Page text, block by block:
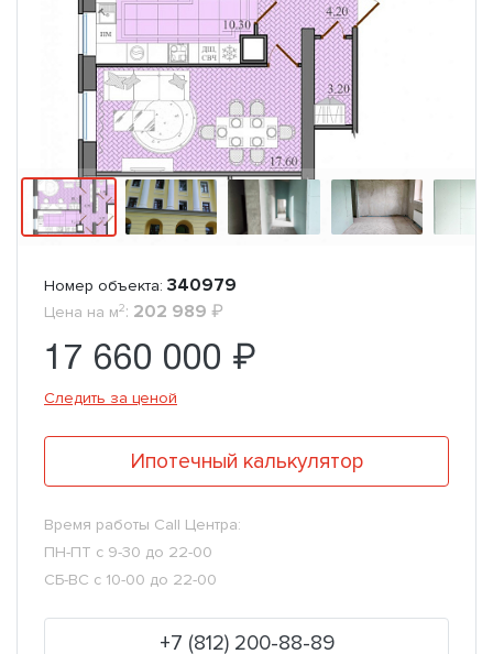
Номер объекта: 340979
Цена на м2: 202 989 ₽
17 660 000 ₽
Следить за ценой
Ипотечный калькулятор
Время работы Call Центра:
ПН-ПТ с 9-30 до 22-00
СБ-ВС с 10-00 до 22-00
+7 (812) 200-88-89